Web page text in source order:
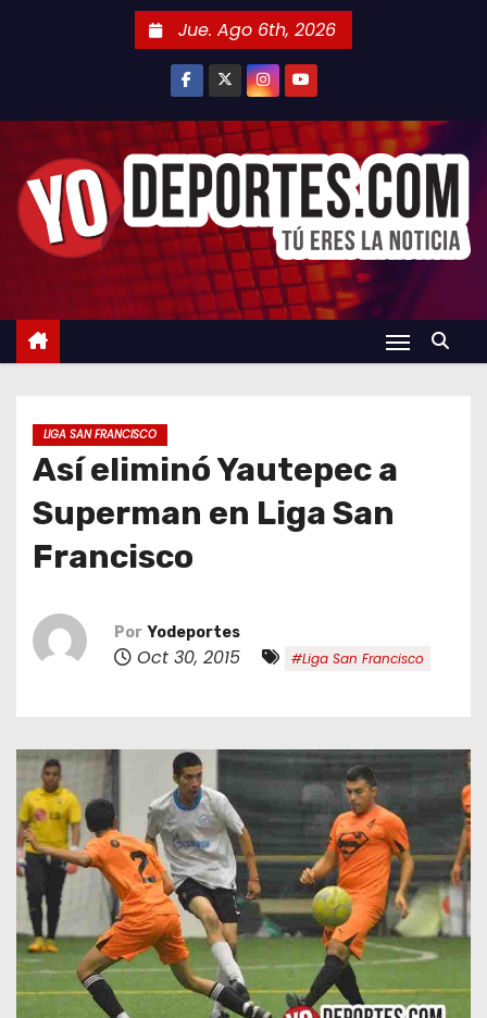
n
Jue. Ago 6th, 2026
LIGA SAN FRANCISCO
Así eliminó Yautepec a
Superman en Liga San
Francisco
Por Yodeportes
Oct 30, 2015 #Liga San Francisco